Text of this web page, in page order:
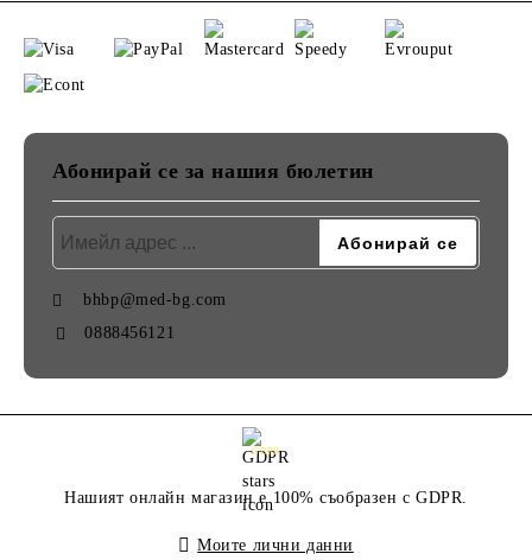
Абонирай се за нашия бюлетин
bhbp@med-bg.com
0888456121
GDPR
Нашият онлайн магазин е 100% съобразен с GDPR.
Моите лични данни